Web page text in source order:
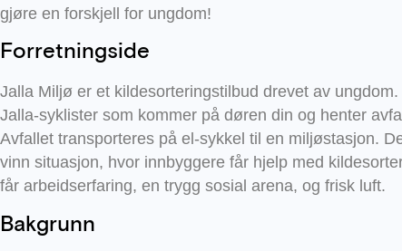
gjøre en forskjell for ungdom!
Forretningside
Jalla Miljø er et kildesorteringstilbud drevet av
Jalla-syklister som kommer på døren din og henter
Avfallet transporteres på el-sykkel til en miljøstasjon.
vinn situasjon, hvor innbyggere får hjelp med
får arbeidserfaring, en trygg sosial arena, og frisk luft.
Bakgrunn